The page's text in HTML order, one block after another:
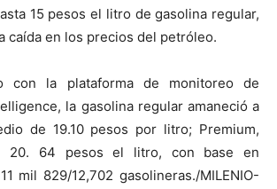
15 pesos el litro de gasolina regular,
caída en los precios del petróleo.
con la plataforma de monitoreo de
la gasolina regular amaneció a
de 19.10 pesos por litro; Premium,
20. 64 pesos el litro, con base en
mil 829/12,702 gasolineras./MILENIO-